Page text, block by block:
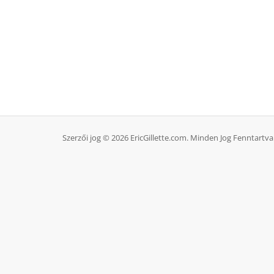
Szerzői jog © 2026 EricGillette.com. Minden Jog